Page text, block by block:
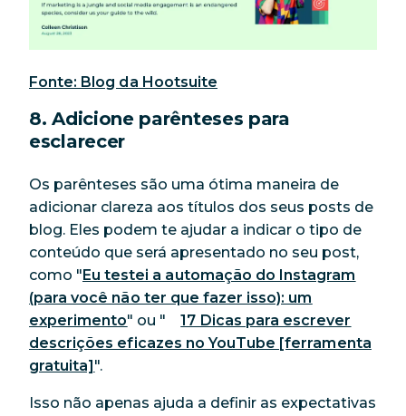
Fonte: Blog da Hootsuite
8. Adicione parênteses para
esclarecer
Os parênteses são uma ótima maneira de
adicionar clareza aos títulos dos seus posts de
blog. Eles podem te ajudar a indicar o tipo de
conteúdo que será apresentado no seu post,
como "Eu testei a automação do Instagram
(para você não ter que fazer isso): um
experimento" ou "
17 Dicas para escrever
descrições eficazes no YouTube [ferramenta
gratuita]".
Isso não apenas ajuda a definir as expectativas